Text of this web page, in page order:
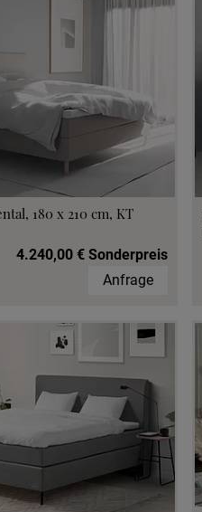
180 x 210 cm, KT
4.240,00 € Sonderpreis
Anfrage